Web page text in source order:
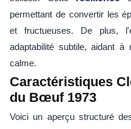
permettant de convertir les
et fructueuses. De plus,
adaptabilité subtile, aidant à
calme.
Caractéristiques
du Bœuf 1973
Voici un aperçu structuré